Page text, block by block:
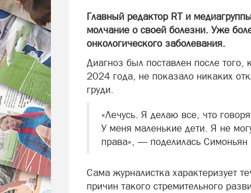
Главный редактор RT и
молчание о своей болезни. Уже
онкологического заболевания.
Диагноз был поставлен после
2024 года, не показало никаких
груди.
«Лечусь. Я делаю все, что
У меня маленькие дети. Я не
права», — поделилась Симоньян
Сама журналистка характеризует
причин такого стремительного